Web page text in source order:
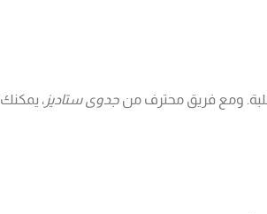
ومع فريق محترف من جدوى ستاديز ،